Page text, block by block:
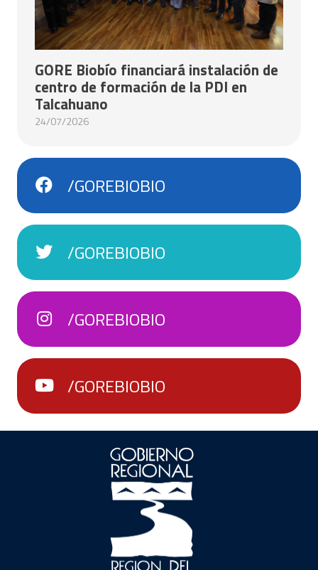
GORE Biobío financiará instalación de
centro de formación de la PDI en
Talcahuano
24/07/2026
/GOREBIOBIO
/GOREBIOBIO
/GOREBIOBIO
/GOREBIOBIO